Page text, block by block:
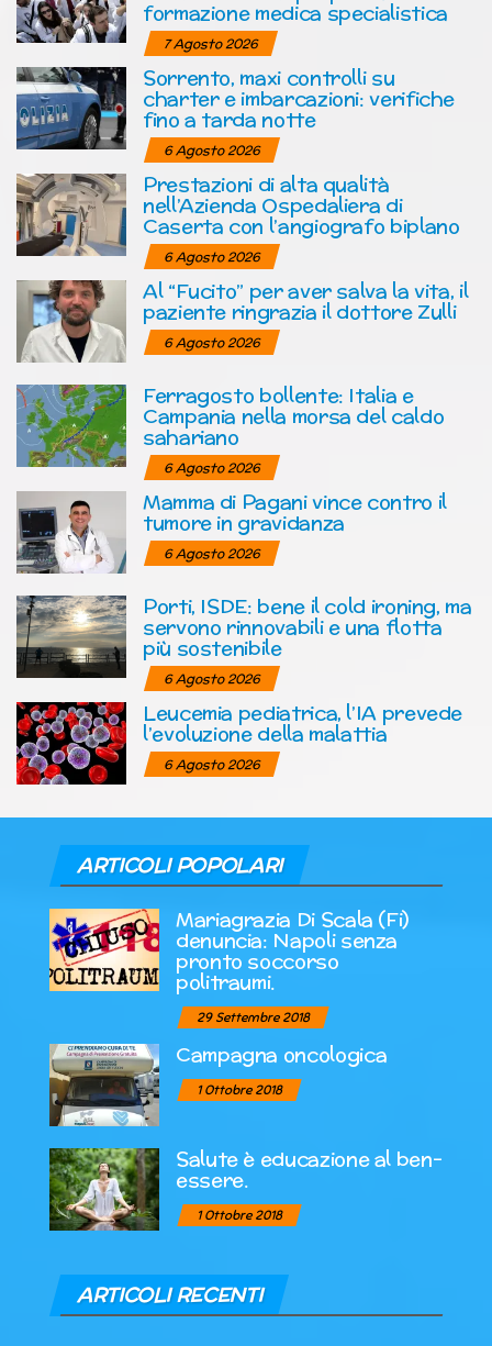
formazione medica specialistica
7 Agosto 2026
Sorrento, maxi controlli su
charter e imbarcazioni: verifiche
fino a tarda notte
6 Agosto 2026
Prestazioni di alta qualità
nell’Azienda Ospedaliera di
Caserta con l’angiografo biplano
6 Agosto 2026
Al “Fucito” per aver salva la vita, il
paziente ringrazia il dottore Zulli
6 Agosto 2026
Ferragosto bollente: Italia e
Campania nella morsa del caldo
sahariano
6 Agosto 2026
Mamma di Pagani vince contro il
tumore in gravidanza
6 Agosto 2026
Porti, ISDE: bene il cold ironing, ma
servono rinnovabili e una flotta
più sostenibile
6 Agosto 2026
Leucemia pediatrica, l’IA prevede
l’evoluzione della malattia
6 Agosto 2026
ARTICOLI POPOLARI
Mariagrazia Di Scala (Fi)
denuncia: Napoli senza
pronto soccorso
politraumi.
29 Settembre 2018
Campagna oncologica
1 Ottobre 2018
Salute è educazione al ben-
essere.
1 Ottobre 2018
ARTICOLI RECENTI